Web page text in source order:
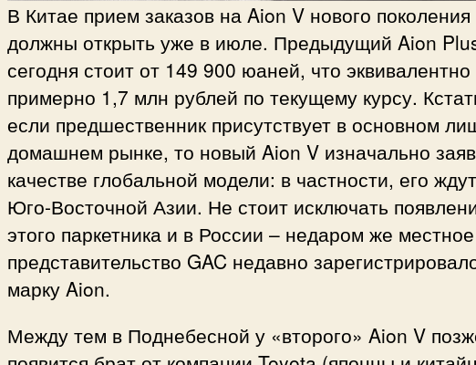
В Китае прием заказов на Aion V нового поколения
должны открыть уже в июле. Предыдущий Aion
сегодня стоит от 149 900 юаней, что эквивалентно
примерно 1,7 млн рублей по текущему курсу.
если предшественник присутствует в основном
домашнем рынке, то новый Aion V изначально
качестве глобальной модели: в частности, его
Юго-Восточной Азии. Не стоит исключать
этого паркетника и в России – недаром же местное
представительство GAC недавно
марку Aion.
Между тем в Поднебесной у «второго» Aion V